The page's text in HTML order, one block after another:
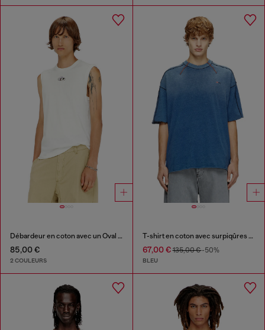
Débardeur en coton avec un Oval D métallisé
85,00 €
2 COULEURS
T-shirt en coton avec surpiqûres contrastantes
67,00 €135,00 €-50%
BLEU